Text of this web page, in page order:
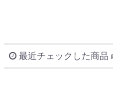
最近チェックした商品